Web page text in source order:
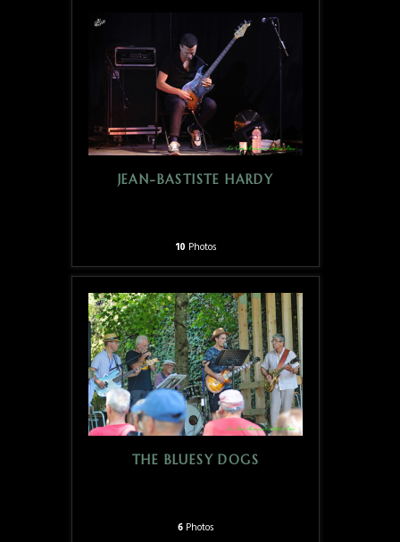
JEAN-BASTISTE HARDY
10 Photos
THE BLUESY DOGS
6 Photos